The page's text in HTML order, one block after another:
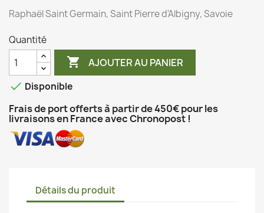
Raphaël Saint Germain, Saint Pierre d'Albigny, Savoie
Quantité
 AJOUTER AU PANIER
 Disponible
Frais de port offerts à partir de 450€ pour les
livraisons en France avec Chronopost !
Détails du produit